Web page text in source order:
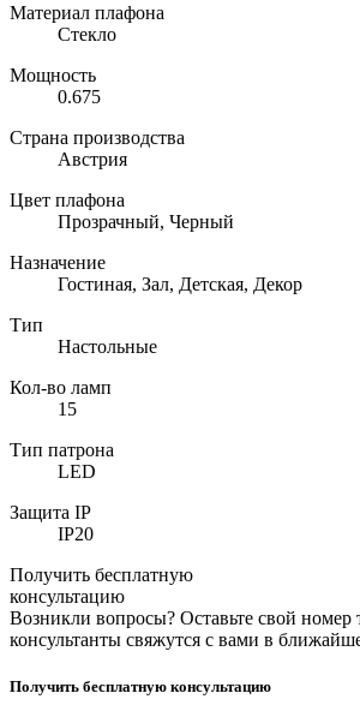
Материал плафона
Стекло
Мощность
0.675
Страна производства
Австрия
Цвет плафона
Прозрачный, Черный
Назначение
Гостиная, Зал, Детская, Декор
Тип
Настольные
Кол-во ламп
15
Тип патрона
LED
Защита IP
IP20
Получить бесплатную
консультацию
Возникли вопросы? Оставьте свой номер
консультанты свяжутся с вами в
Получить бесплатную консультацию